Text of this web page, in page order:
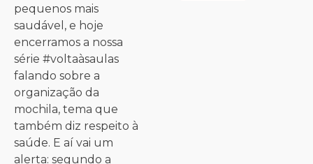
pequenos mais
saudável, e hoje
encerramos a nossa
série #voltaàsaulas
falando sobre a
organização da
mochila, tema que
também diz respeito à
saúde. E aí vai um
alerta: segundo a